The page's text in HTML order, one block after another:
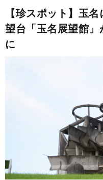
【珍スポット】玉
望台「玉名展望館
に